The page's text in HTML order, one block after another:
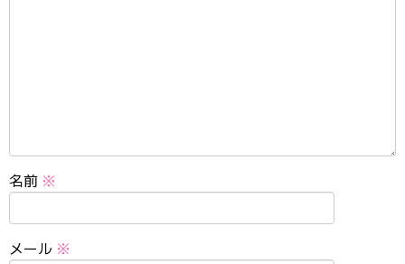
名前 ※
メール ※